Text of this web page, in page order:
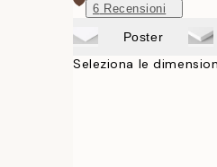
6 Recensioni
Poster
Seleziona le